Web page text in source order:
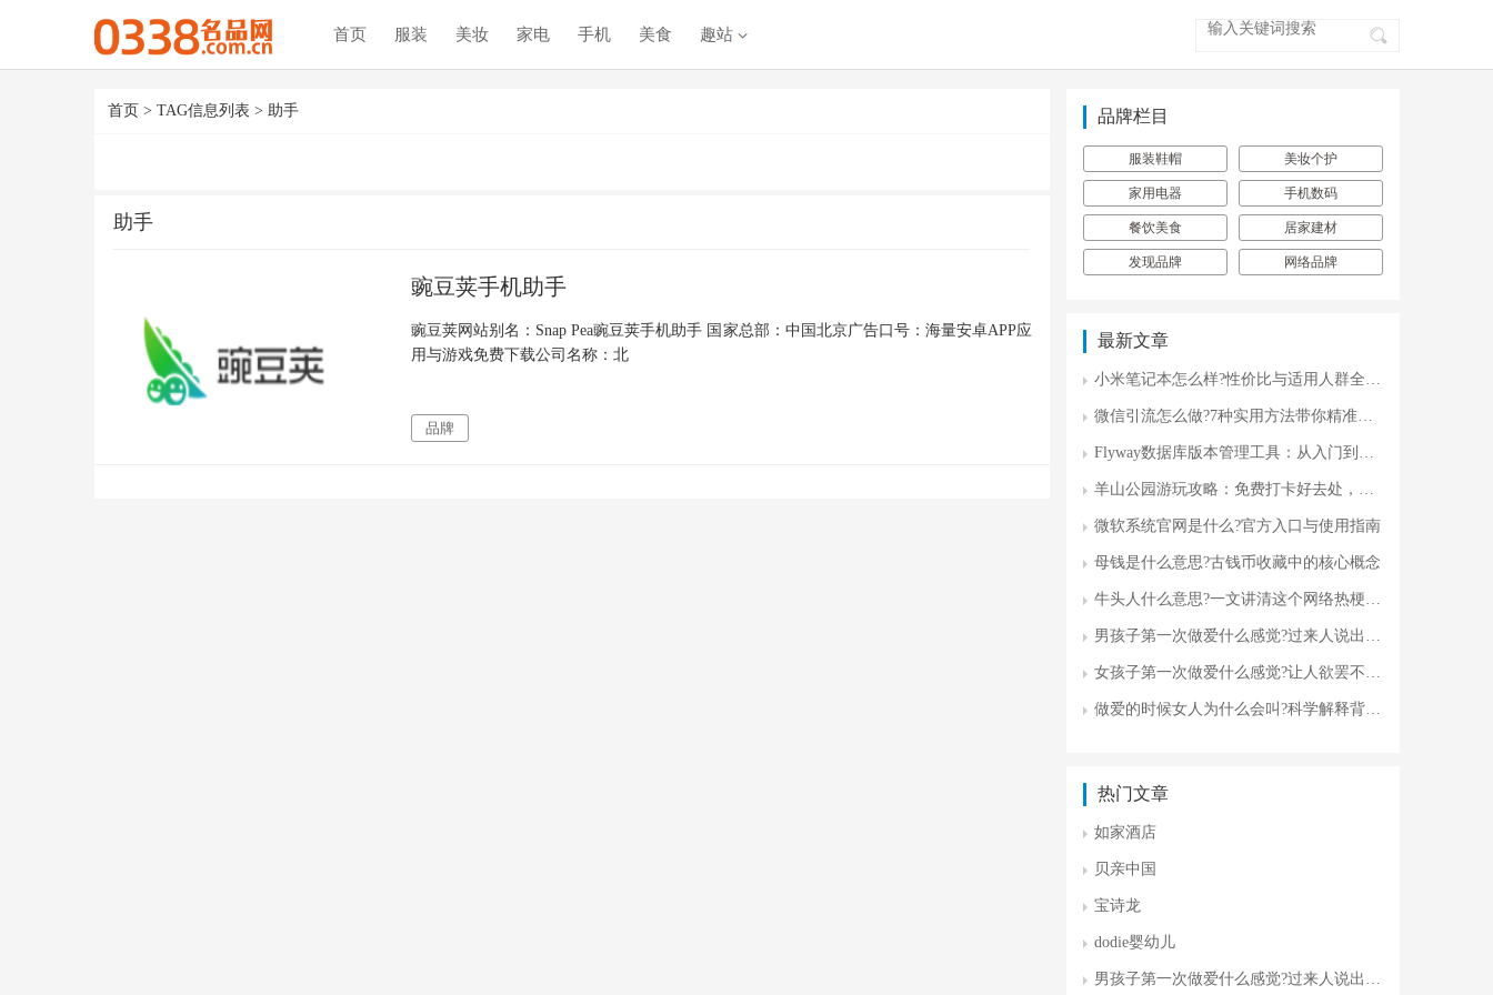
首页 服装 美妆 家电 手机 美食 趣站
首页 > TAG信息列表 > 助手
助手
豌豆荚手机助手
豌豆荚网站别名：Snap Pea豌豆荚手机助手 国家总部：中国北京广告口号：海量安卓APP应
用与游戏免费下载公司名称：北
品牌
品牌栏目
服装鞋帽 美妆个护
家用电器 手机数码
餐饮美食 居家建材
发现品牌 网络品牌
最新文章
小米笔记本怎么样?性价比与适用人群全面解析
微信引流怎么做?7种实用方法带你精准获客
Flyway数据库版本管理工具：从入门到实战的完整指南
羊山公园游玩攻略：免费打卡好去处，解锁城市自然慢生活
微软系统官网是什么?官方入口与使用指南
母钱是什么意思?古钱币收藏中的核心概念
牛头人什么意思?一文讲清这个网络热梗的来龙去脉
男孩子第一次做爱什么感觉?过来人说出5个真实体验
女孩子第一次做爱什么感觉?让人欲罢不能呼子起
做爱的时候女人为什么会叫?科学解释背后的4个真实原因
热门文章
如家酒店
贝亲中国
宝诗龙
dodie婴幼儿
男孩子第一次做爱什么感觉?过来人说出5个真实体验